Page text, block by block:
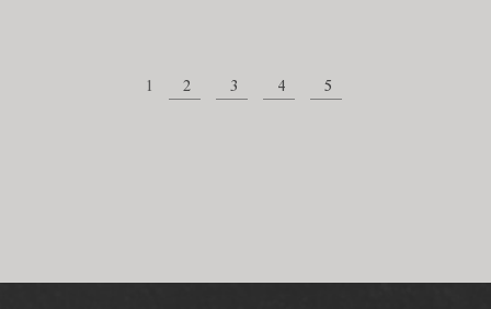
1 2 3 4 5